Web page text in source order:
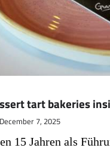
tart bakeries
December 7, 2025
15 Jahren als